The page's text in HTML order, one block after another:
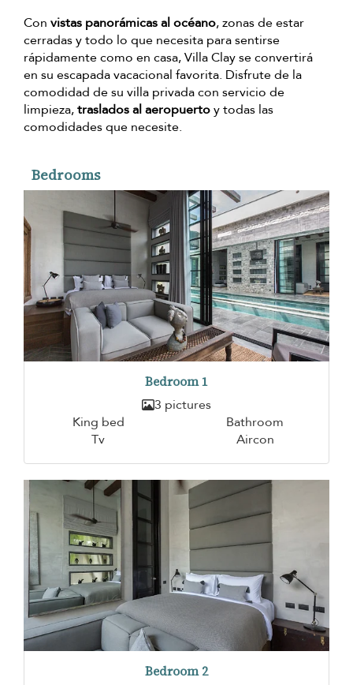
Con vistas panorámicas al océano, zonas de estar
cerradas y todo lo que necesita para sentirse
rápidamente como en casa, Villa Clay se convertirá
en su escapada vacacional favorita. Disfrute de la
comodidad de su villa privada con servicio de
limpieza,traslados al aeropuertoy todas las
comodidades que necesite.
Bedrooms
Bedroom 1
3 pictures
King bed
Bathroom
Tv
Aircon
Bedroom 2